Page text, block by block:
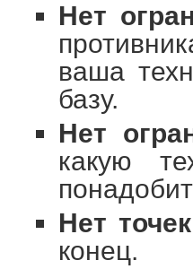
Нет
ваша
базу.
Нет
какую
Нет
конец.